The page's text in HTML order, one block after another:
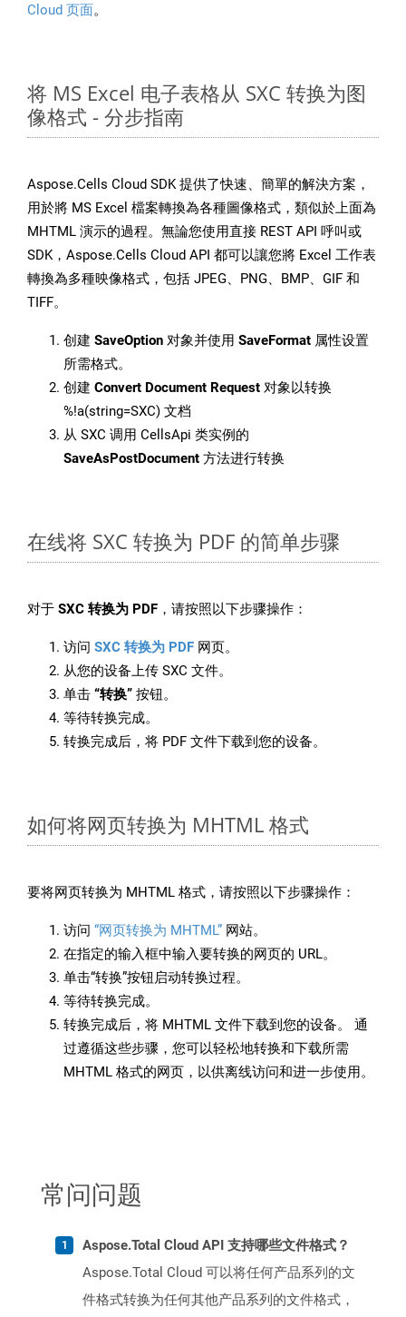
Cloud 页面。
将 MS Excel 电子表格从 SXC 转换为图
像格式 - 分步指南
Aspose.Cells Cloud SDK 提供了快速、簡單的解決方案，
用於將 MS Excel 檔案轉換為各種圖像格式，類似於上面為
MHTML 演示的過程。無論您使用直接 REST API 呼叫或
SDK，Aspose.Cells Cloud API 都可以讓您將 Excel 工作表
轉換為多種映像格式，包括 JPEG、PNG、BMP、GIF 和
TIFF。
创建 SaveOption 对象并使用 SaveFormat 属性设置
所需格式。
创建 Convert Document Request 对象以转换
%!a(string=SXC) 文档
从 SXC 调用 CellsApi 类实例的
SaveAsPostDocument 方法进行转换
在线将 SXC 转换为 PDF 的简单步骤
对于 SXC 转换为 PDF ，请按照以下步骤操作：
访问 SXC 转换为 PDF 网页。
从您的设备上传 SXC 文件。
单击 “转换” 按钮。
等待转换完成。
转换完成后，将 PDF 文件下载到您的设备。
如何将网页转换为 MHTML 格式
要将网页转换为 MHTML 格式，请按照以下步骤操作：
访问 “网页转换为 MHTML” 网站。
在指定的输入框中输入要转换的网页的 URL。
单击“转换”按钮启动转换过程。
等待转换完成。
转换完成后，将 MHTML 文件下载到您的设备。 通
过遵循这些步骤，您可以轻松地转换和下载所需
MHTML 格式的网页，以供离线访问和进一步使用。
常问问题
Aspose.Total Cloud API 支持哪些文件格式？
Aspose.Total Cloud 可以将任何产品系列的文
件格式转换为任何其他产品系列的文件格式，